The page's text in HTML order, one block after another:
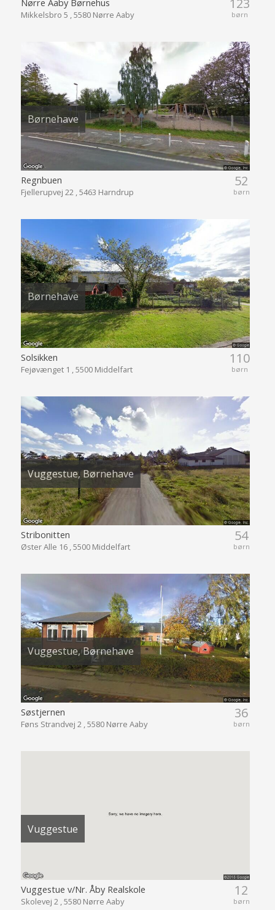
børn
Mikkelsbro 5 , 5580 Nørre Aaby
Børnehave
52
børn
Regnbuen
Fjellerupvej 22 , 5463 Harndrup
Børnehave
110
børn
Solsikken
Fejøvænget 1 , 5500 Middelfart
Vuggestue, Børnehave
54
børn
Stribonitten
Øster Alle 16 , 5500 Middelfart
Vuggestue, Børnehave
36
børn
Søstjernen
Føns Strandvej 2 , 5580 Nørre Aaby
Vuggestue
12
børn
Vuggestue v/Nr. Åby Realskole
Skolevej 2 , 5580 Nørre Aaby